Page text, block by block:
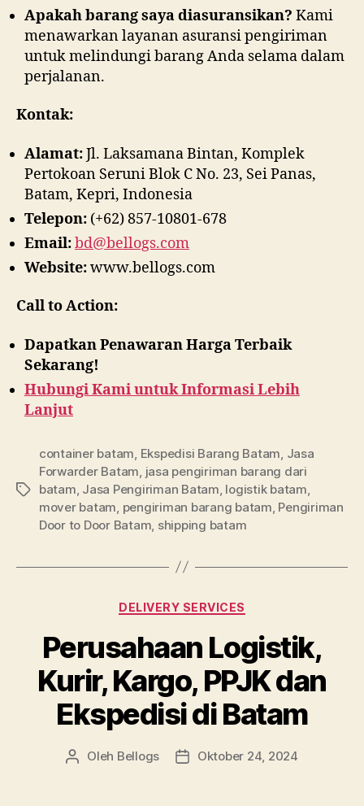
Apakah barang saya diasuransikan? Kami
menawarkan layanan asuransi pengiriman
untuk melindungi barang Anda selama dalam
perjalanan.
Kontak:
Alamat:Jl. Laksamana Bintan, Komplek
Pertokoan Seruni Blok C No. 23, Sei Panas,
Batam, Kepri, Indonesia
Telepon: (+62) 857-10801-678
Email:bd@bellogs.com
Website:www.bellogs.com
Call to Action:
Dapatkan Penawaran Harga Terbaik
Sekarang!
Hubungi Kami untuk Informasi Lebih
Lanjut
Tag
container batam, Ekspedisi Barang Batam, Jasa
Forwarder Batam, jasa pengiriman barang dari
batam, Jasa Pengiriman Batam, logistik batam,
mover batam, pengiriman barang batam, Pengiriman
Door to Door Batam, shipping batam
Kategori
DELIVERY SERVICES
Perusahaan Logistik,
Kurir, Kargo, PPJK dan
Ekspedisi di Batam
Penulis
Oleh Bellogs
Tanggal
Oktober 24, 2024